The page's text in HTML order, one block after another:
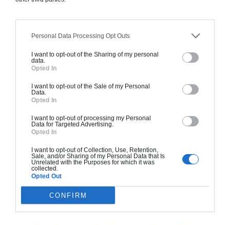
Personal Data Processing Opt Outs
I want to opt-out of the Sharing of my personal
data.
Opted In
I want to opt-out of the Sale of my Personal
Data.
Opted In
I want to opt-out of processing my Personal
Data for Targeted Advertising.
Opted In
I want to opt-out of Collection, Use, Retention,
Sale, and/or Sharing of my Personal Data that Is
Unrelated with the Purposes for which it was
collected.
Opted Out
CONFIRM
clôture.
À partir de
145 000€ TTC
Je la veux !
Construction BBC
Chiffrage estimatif pour : Fondations et normes
standards. Construction en bloc coffrant isolant
(RT 2020). Finitions haut de gamme. Le prix "clé
en main" inclut le gros oeuvre et le second
oeuvre (cuisine, peinture, sols...), mais exclut